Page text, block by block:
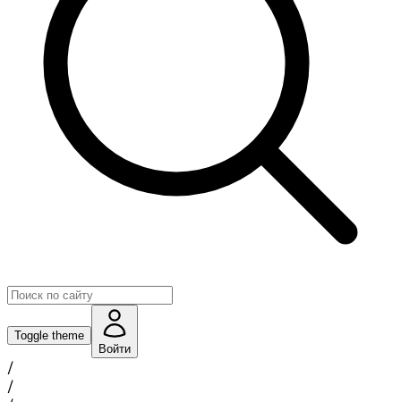
Toggle theme
Войти
/
/